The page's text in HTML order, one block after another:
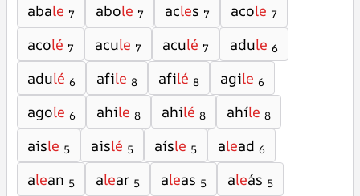
abale 7 abole 7 acles 7 acole 7
acolé 7 acule 7 aculé 7 adule 6
adulé 6 afile 8 afilé 8 agile 6
agole 6 ahile 8 ahilé 8 ahíle 8
aisle 5 aislé 5 aísle 5 alead 6
alean 5 alear 5 aleas 5 aleás 5